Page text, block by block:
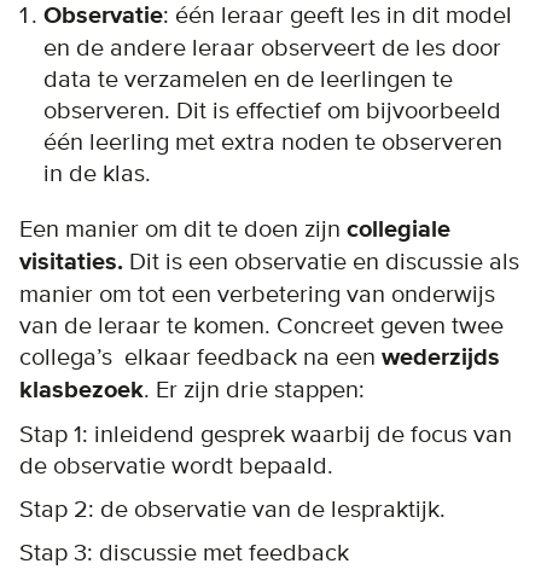
Observatie: één leraar geeft les in dit model
en de andere leraar observeert de les door
data te verzamelen en de leerlingen te
observeren. Dit is effectief om bijvoorbeeld
één leerling met extra noden te observeren
in de klas.
Een manier om dit te doen zijn collegiale
visitaties. Dit is een observatie en discussie als
manier om tot een verbetering van onderwijs
van de leraar te komen. Concreet geven twee
collega’s elkaar feedback na een wederzijds
klasbezoek. Er zijn drie stappen:
Stap 1: inleidend gesprek waarbij de focus van
de observatie wordt bepaald.
Stap 2: de observatie van de lespraktijk.
Stap 3: discussie met feedback